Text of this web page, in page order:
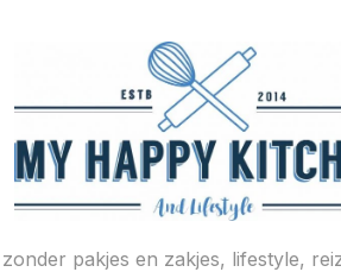
pakjes en zakjes, lifestyle,